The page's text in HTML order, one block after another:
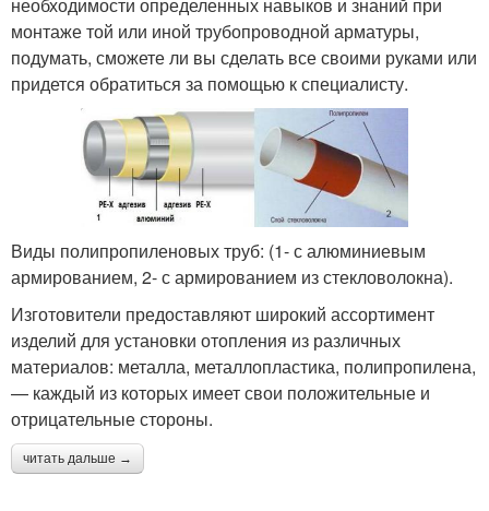
монтаже той или иной трубопроводной арматуры,
подумать, сможете ли вы сделать все своими руками или
придется обратиться за помощью к специалисту.
Виды полипропиленовых труб: (1- с алюминиевым
армированием, 2- с армированием из стекловолокна).
Изготовители предоставляют широкий ассортимент
изделий для установки отопления из различных
материалов: металла, металлопластика, полипропилена,
— каждый из которых имеет свои положительные и
отрицательные стороны.
читать дальше →